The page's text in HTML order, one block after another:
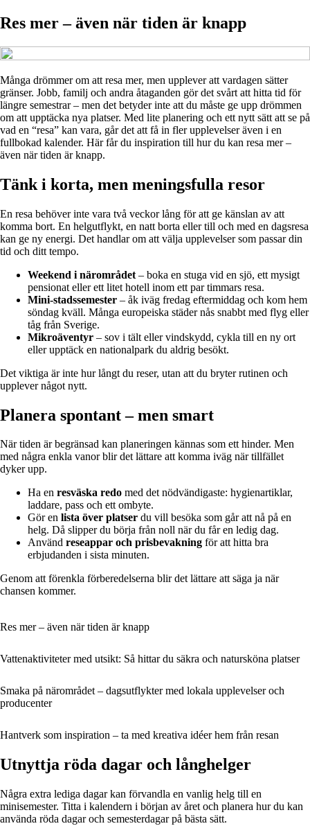
Res mer – även när tiden är knapp
Många drömmer om att resa mer, men upplever att vardagen sätter
gränser. Jobb, familj och andra åtaganden gör det svårt att hitta tid för
längre semestrar – men det betyder inte att du måste ge upp drömmen
om att upptäcka nya platser. Med lite planering och ett nytt sätt att se på
vad en “resa” kan vara, går det att få in fler upplevelser även i en
fullbokad kalender. Här får du inspiration till hur du kan resa mer –
även när tiden är knapp.
Tänk i korta, men meningsfulla resor
En resa behöver inte vara två veckor lång för att ge känslan av att
komma bort. En helgutflykt, en natt borta eller till och med en dagsresa
kan ge ny energi. Det handlar om att välja upplevelser som passar din
tid och ditt tempo.
Weekend i närområdet – boka en stuga vid en sjö, ett mysigt
pensionat eller ett litet hotell inom ett par timmars resa.
Mini-stadssemester – åk iväg fredag eftermiddag och kom hem
söndag kväll. Många europeiska städer nås snabbt med flyg eller
tåg från Sverige.
Mikroäventyr – sov i tält eller vindskydd, cykla till en ny ort
eller upptäck en nationalpark du aldrig besökt.
Det viktiga är inte hur långt du reser, utan att du bryter rutinen och
upplever något nytt.
Planera spontant – men smart
När tiden är begränsad kan planeringen kännas som ett hinder. Men
med några enkla vanor blir det lättare att komma iväg när tillfället
dyker upp.
Ha en resväska redo med det nödvändigaste: hygienartiklar,
laddare, pass och ett ombyte.
Gör en lista över platser du vill besöka som går att nå på en
helg. Då slipper du börja från noll när du får en ledig dag.
Använd reseappar och prisbevakning för att hitta bra
erbjudanden i sista minuten.
Genom att förenkla förberedelserna blir det lättare att säga ja när
chansen kommer.
Res mer – även när tiden är knapp
Vattenaktiviteter med utsikt: Så hittar du säkra och natursköna platser
Smaka på närområdet – dagsutflykter med lokala upplevelser och
producenter
Hantverk som inspiration – ta med kreativa idéer hem från resan
Utnyttja röda dagar och långhelger
Några extra lediga dagar kan förvandla en vanlig helg till en
minisemester. Titta i kalendern i början av året och planera hur du kan
använda röda dagar och semesterdagar på bästa sätt.